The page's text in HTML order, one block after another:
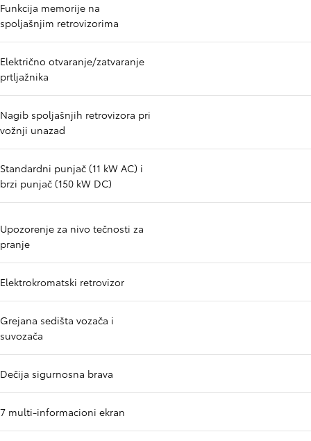
Funkcija memorije na
spoljašnjim retrovizorima
Električno otvaranje/zatvaranje
prtljažnika
Nagib spoljašnjih retrovizora pri
vožnji unazad
Standardni punjač (11 kW AC) i
brzi punjač (150 kW DC)
Upozorenje za nivo tečnosti za
pranje
Elektrokromatski retrovizor
Grejana sedišta vozača i
suvozača
Dečija sigurnosna brava
7 multi-informacioni ekran